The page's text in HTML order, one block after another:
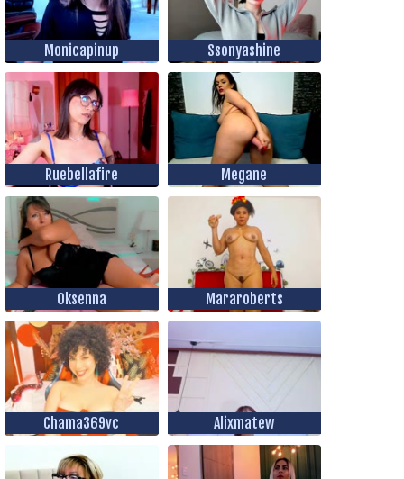
Monicapinup Ssonyashine
Ruebellafire Megane
Oksenna Mararoberts
Chama369vc Alixmatew